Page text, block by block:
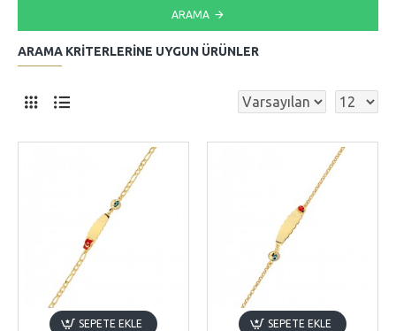
ARAMA
ARAMA KRITERLERINE UYGUN ÜRÜNLER
SEPETE EKLE SEPETE EKLE